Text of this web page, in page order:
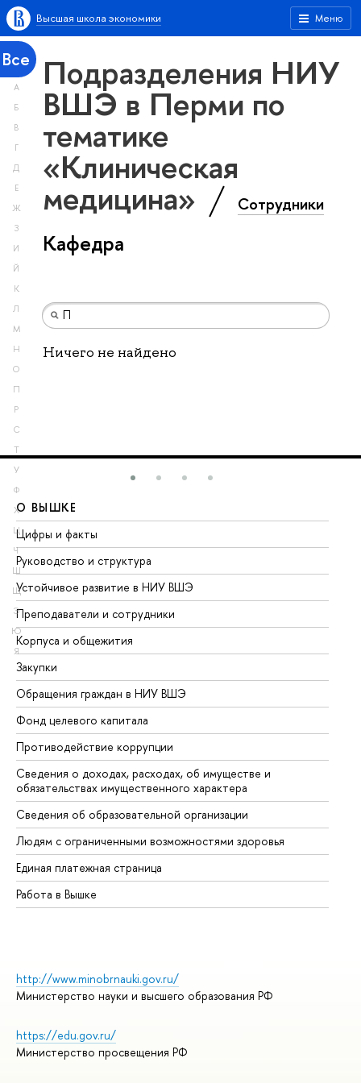
Меню
Высшая школа экономики
Все
А
Б
В
Г
Д
Е
Ж
З
И
Й
К
Л
М
Н
О
П
Р
С
Т
У
Ф
Х
Ц
Ч
Ш
Щ
Э
Ю
Я
Подразделения НИУ
ВШЭ в Перми по
тематике
«Клиническая
медицина» Сотрудники
Кафедра
Ничего не найдено
О ВЫШКЕ
Цифры и факты
Руководство и структура
Устойчивое развитие в НИУ ВШЭ
Преподаватели и сотрудники
Корпуса и общежития
Закупки
Обращения граждан в НИУ ВШЭ
Фонд целевого капитала
Противодействие коррупции
Сведения о доходах, расходах, об имуществе и
обязательствах имущественного характера
Сведения об образовательной организации
Людям с ограниченными возможностями здоровья
Единая платежная страница
Работа в Вышке
http://www.minobrnauki.gov.ru/
Министерство науки и высшего образования РФ
https://edu.gov.ru/
Министерство просвещения РФ